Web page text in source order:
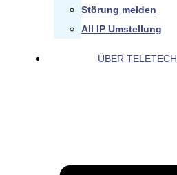
Störung melden
All IP Umstellung
ÜBER TELETECH